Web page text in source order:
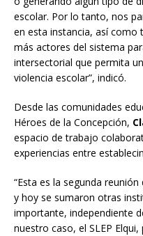
escolar. Por lo tanto, nos
en esta instancia, así como
más actores del sistema
intersectorial que permita
violencia escolar”, indicó.
Desde las comunidades
Héroes de la Concepción,
espacio de trabajo
experiencias entre
“Esta es la segunda
y hoy se sumaron otras
importante, independiente
nuestro caso, el SLEP